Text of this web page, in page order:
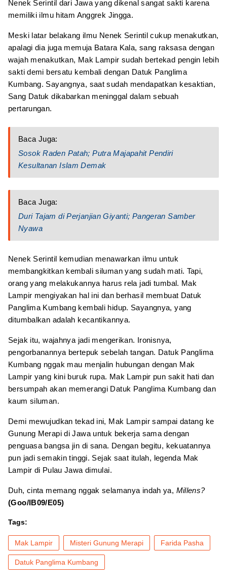
Nenek Serintil dari Jawa yang dikenal sangat sakti karena
memiliki ilmu hitam Anggrek Jingga.
Meski latar belakang ilmu Nenek Serintil cukup menakutkan,
apalagi dia juga memuja Batara Kala, sang raksasa dengan
wajah menakutkan, Mak Lampir sudah bertekad pengin lebih
sakti demi bersatu kembali dengan Datuk Panglima
Kumbang. Sayangnya, saat sudah mendapatkan kesaktian,
Sang Datuk dikabarkan meninggal dalam sebuah
pertarungan.
Baca Juga:
Sosok Raden Patah; Putra Majapahit Pendiri
Kesultanan Islam Demak
Baca Juga:
Duri Tajam di Perjanjian Giyanti; Pangeran Samber
Nyawa
Nenek Serintil kemudian menawarkan ilmu untuk
membangkitkan kembali siluman yang sudah mati. Tapi,
orang yang melakukannya harus rela jadi tumbal. Mak
Lampir mengiyakan hal ini dan berhasil membuat Datuk
Panglima Kumbang kembali hidup. Sayangnya, yang
ditumbalkan adalah kecantikannya.
Sejak itu, wajahnya jadi mengerikan. Ironisnya,
pengorbanannya bertepuk sebelah tangan. Datuk Panglima
Kumbang nggak mau menjalin hubungan dengan Mak
Lampir yang kini buruk rupa. Mak Lampir pun sakit hati dan
bersumpah akan memerangi Datuk Panglima Kumbang dan
kaum siluman.
Demi mewujudkan tekad ini, Mak Lampir sampai datang ke
Gunung Merapi di Jawa untuk bekerja sama dengan
penguasa bangsa jin di sana. Dengan begitu, kekuatannya
pun jadi semakin tinggi. Sejak saat itulah, legenda Mak
Lampir di Pulau Jawa dimulai.
Duh, cinta memang nggak selamanya indah ya, Millens?
(Goo/IB09/E05)
Tags:
Mak Lampir Misteri Gunung Merapi Farida Pasha
Datuk Panglima Kumbang